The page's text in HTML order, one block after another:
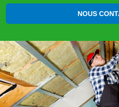
NOUS